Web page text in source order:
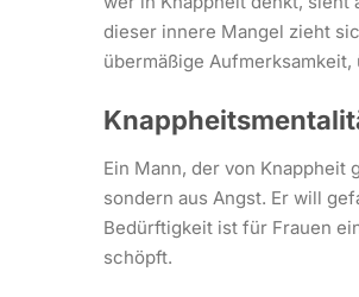
dieser innere Mangel zieht
übermäßige
Ein Mann, der von
sondern aus Angst. Er will
Bedürftigkeit ist für Frauen
schöpft.